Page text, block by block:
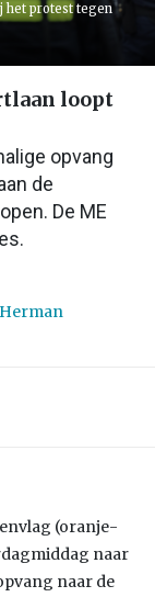
het protest tegen
loopt
opvang
de
De ME
Herman
(oranje-
naar
naar de